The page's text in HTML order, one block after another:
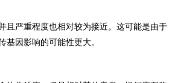
且严重程度也相对较为接近。这可能是由于
因影响的可能性更大。